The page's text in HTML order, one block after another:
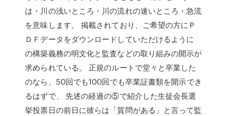
は・川の浅いところ・川の流れの速いところ・急流
を意味します。 掲載されており、ご希望の方にＰ
ＤＦデータをダウンロードしていただけるように
の構築義務の明文化と監査などの取り組みの開示が
求められている。 正規のルートで堂々と卒業した
のなら、50回でも100回でも卒業証書類を開示でき
るはずで、 先述の経過の⑤で紹介した生徒会長選
挙投票日の前日に彼らは「質問がある」と言って監